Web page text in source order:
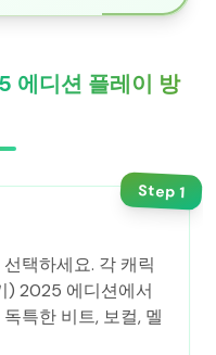
에디션 플레이 방
Step1
택하세요. 각 캐릭
) 2025 에디션에서
특한 비트, 보컬, 멜